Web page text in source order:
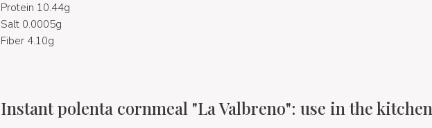
Protein 10.44g
Salt 0.0005g
Fiber 4.10g
Instant polenta cornmeal "La Valbreno": use in the kitchen